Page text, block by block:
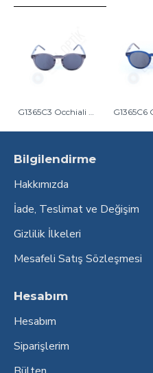
G1365C3 Occhiali Di Gio Unisex Güneş Gözlüğü Füme
Bilgilendirme
Hakkımızda
İade, Teslimat ve Değişim
Gizlilik İlkeleri
Mesafeli Satış Sözleşmesi
Hesabım
Hesabım
Siparişlerim